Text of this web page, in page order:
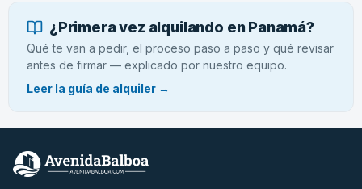
¿Primera vez alquilando en Panamá?
Qué te van a pedir, el proceso paso a paso y qué revisar
antes de firmar — explicado por nuestro equipo.
Leer la guía de alquiler →